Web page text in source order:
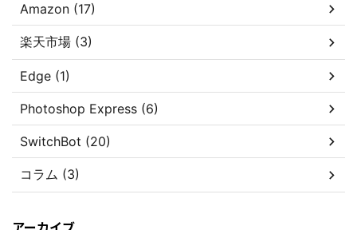
Amazon (17)
楽天市場 (3)
Edge (1)
Photoshop Express (6)
SwitchBot (20)
コラム (3)